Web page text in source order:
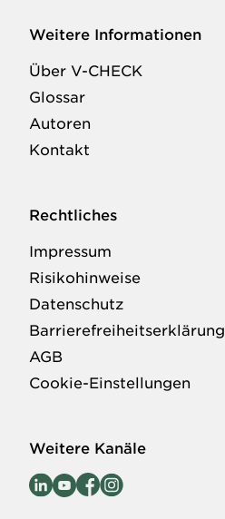
Weitere Informationen
Über V-CHECK
Glossar
Autoren
Kontakt
Rechtliches
Impressum
Risikohinweise
Datenschutz
Barrierefreiheitserklärung
AGB
Cookie-Einstellungen
Weitere Kanäle